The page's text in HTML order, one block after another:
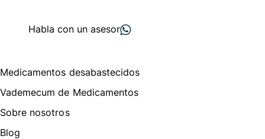
Habla con un asesor
Medicamentos desabastecidos
Vademecum de Medicamentos
Sobre nosotros
Blog